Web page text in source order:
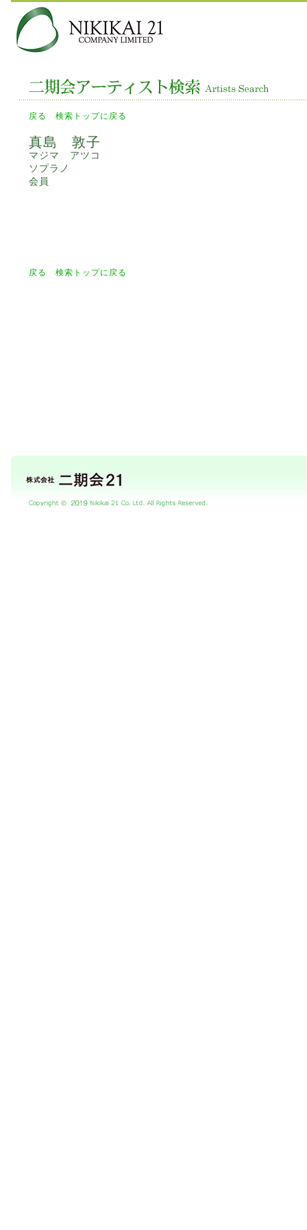
戻る 検索トップに戻る
真島 敦子
マジマ アツコ
ソプラノ
会員
戻る 検索トップに戻る